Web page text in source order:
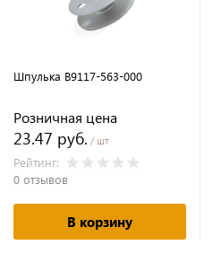
Шпулька B9117-563-000
Розничная цена
23.47 руб. / шт
Рейтинг:
0 отзывов
В корзину